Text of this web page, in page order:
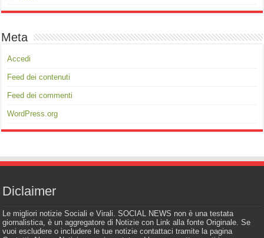
Meta
Accedi
Feed dei contenuti
Feed dei commenti
WordPress.org
Diclaimer
Le migliori notizie Sociali e Virali. SOCIAL NEWS non è una testata
giornalistica, è un aggregatore di Notizie con Link alla fonte Originale. Se
vuoi escludere o includere le tue notizie contattaci tramite la pagina